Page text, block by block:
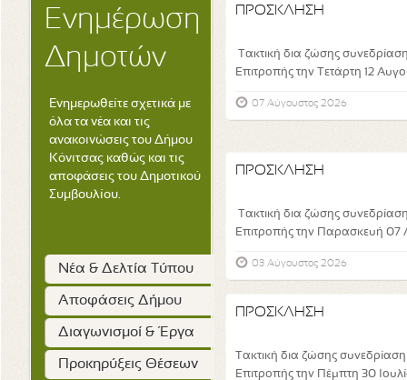
Ενημέρωση
Δημοτών
Ενημερωθείτε σχετικά με
όλα τα νέα και τις
ανακοινώσεις του Δήμου
Κόνιτσας καθώς και τις
αποφάσεις του Δημοτικού
Συμβουλίου.
Νέα & Δελτία Τύπου
Αποφάσεις Δήμου
Διαγωνισμοί & Έργα
Προκηρύξεις Θέσεων
ΠΡΟΣΚΛΗΣΗ
Τακτική δια ζώσης
Επιτροπής την Τετάρτη 12
07 Αύγουστος 2026
ΠΡΟΣΚΛΗΣΗ
Τακτική δια ζώσης
Επιτροπής την Παρασκευή 07
03 Αύγουστος 2026
ΠΡΟΣΚΛΗΣΗ
Τακτική δια ζώσης
Επιτροπής την Πέμπτη 30